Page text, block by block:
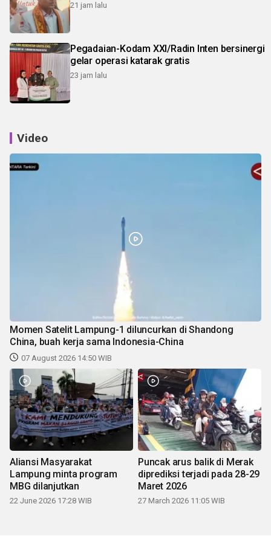
21 jam lalu
Pegadaian-Kodam XXI/Radin Inten bersinergi
gelar operasi katarak gratis
23 jam lalu
Video
Momen Satelit Lampung-1 diluncurkan di Shandong
China, buah kerja sama Indonesia-China
07 August 2026 14:50 WIB
Aliansi Masyarakat
Lampung minta program
MBG dilanjutkan
22 June 2026 17:28 WIB
Puncak arus balik di Merak
diprediksi terjadi pada 28-29
Maret 2026
27 March 2026 11:05 WIB